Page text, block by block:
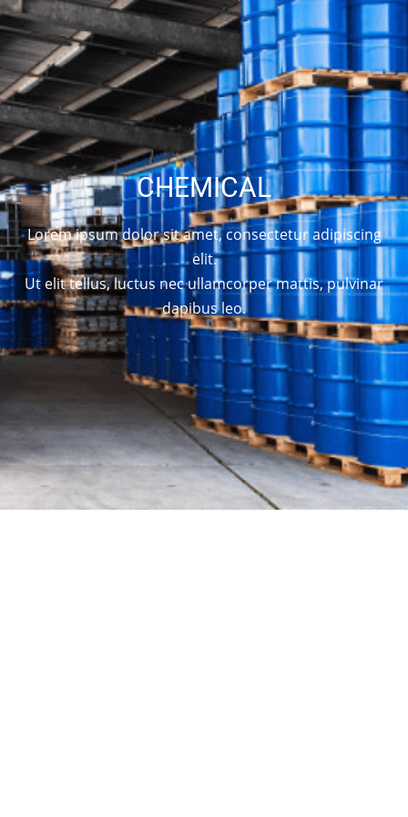
CHEMICAL
Lorem ipsum dolor sit amet, consectetur adipiscing
elit.
Ut elit tellus, luctus nec ullamcorper mattis, pulvinar
dapibus leo.